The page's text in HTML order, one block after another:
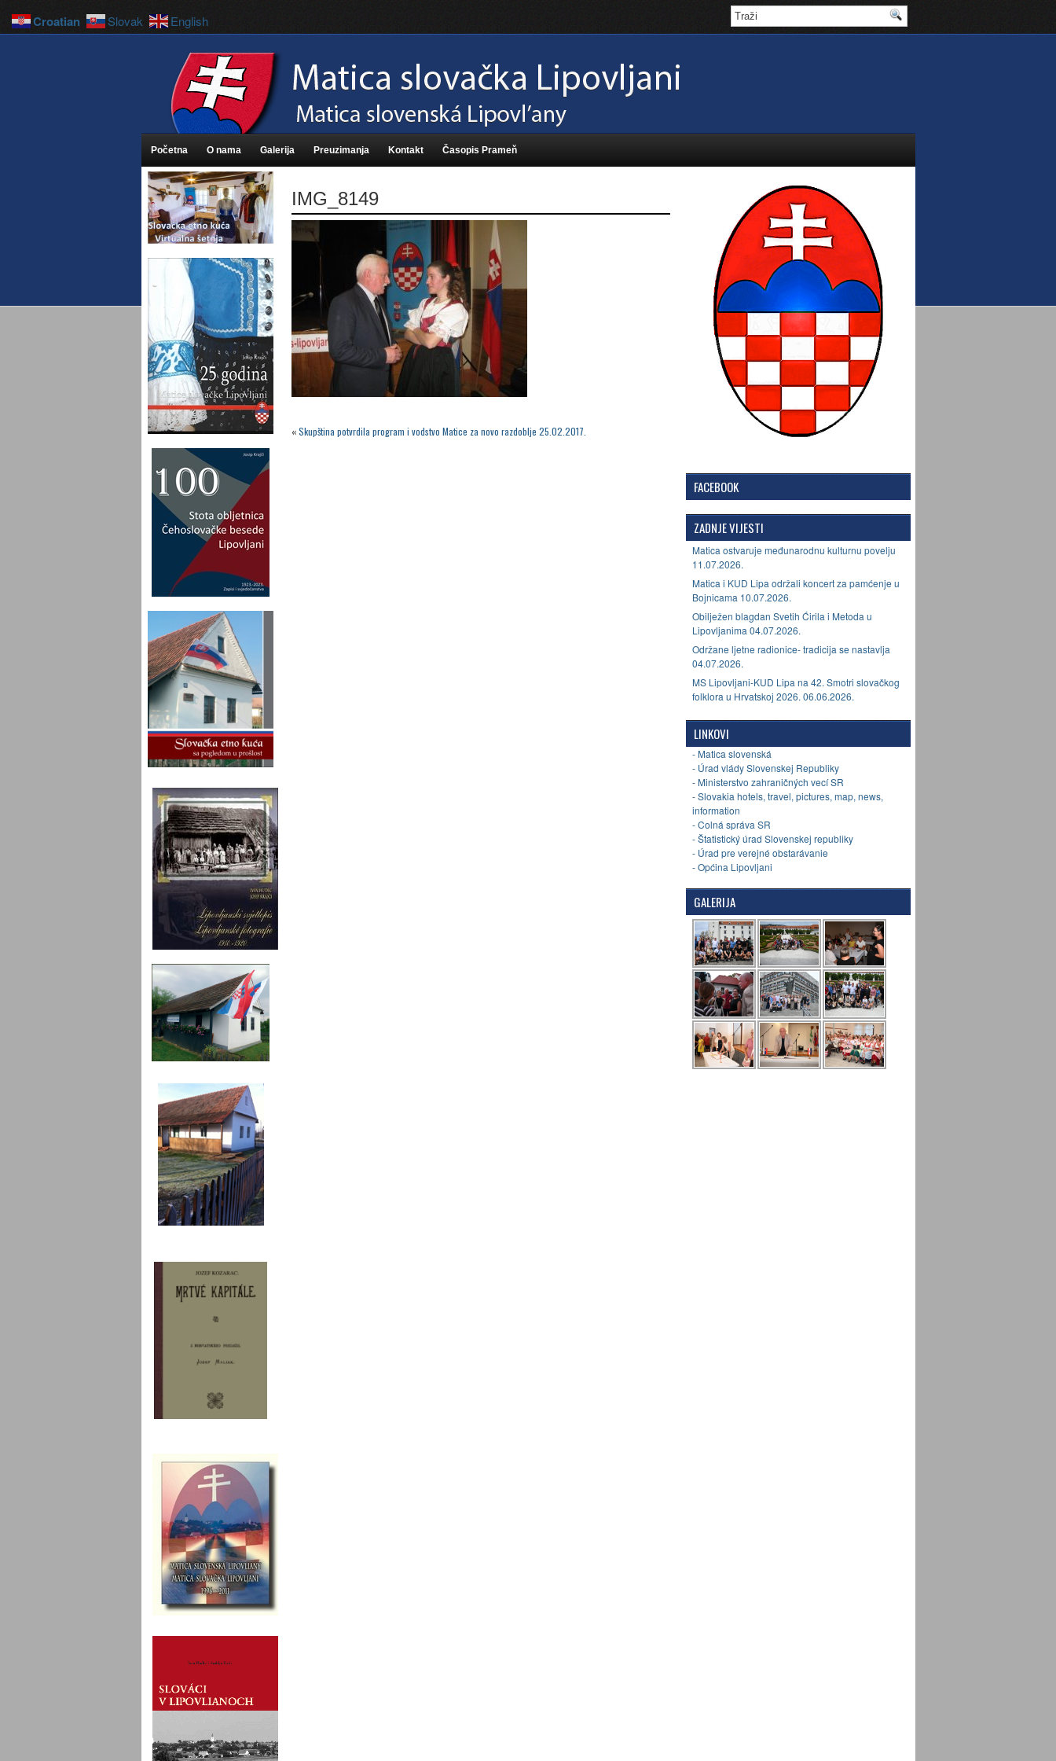
Početna O nama Galerija Preuzimanja Kontakt Časopis Prameň
IMG_8149
«Skupština potvrdila program i vodstvo Matice za novo razdoblje 25.02.2017.
FACEBOOK
ZADNJE VIJESTI
Matica ostvaruje međunarodnu kulturnu povelju
11.07.2026.
Matica i KUD Lipa održali koncert za pamćenje u
Bojnicama 10.07.2026.
Obilježen blagdan Svetih Ćirila i Metoda u
Lipovljanima 04.07.2026.
Održane ljetne radionice- tradicija se nastavlja
04.07.2026.
MS Lipovljani-KUD Lipa na 42. Smotri slovačkog
folklora u Hrvatskoj 2026. 06.06.2026.
LINKOVI
- Matica slovenská
- Úrad vlády Slovenskej Republiky
- Ministerstvo zahraničných vecí SR
- Slovakia hotels, travel, pictures, map, news,
information
- Colná správa SR
- Štatistický úrad Slovenskej republiky
- Úrad pre verejné obstarávanie
- Općina Lipovljani
GALERIJA
Croatian Slovak English